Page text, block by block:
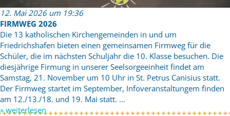
12. Mai 2026 um 19:36
FIRMWEG 2026
Die 13 katholischen Kirchengemeinden in und um
Friedrichshafen bieten einen gemeinsamen Firmweg für die
Schüler, die im nächsten Schuljahr die 10. Klasse besuchen. Die
diesjährige Firmung in unserer Seelsorgeeinheit findet am
Samstag, 21. November um 10 Uhr in St. Petrus Canisius statt.
Der Firmweg startet im September, Infoveranstaltungem finden
am 12./13./18. und 19. Mai statt. …
» weiterlesen